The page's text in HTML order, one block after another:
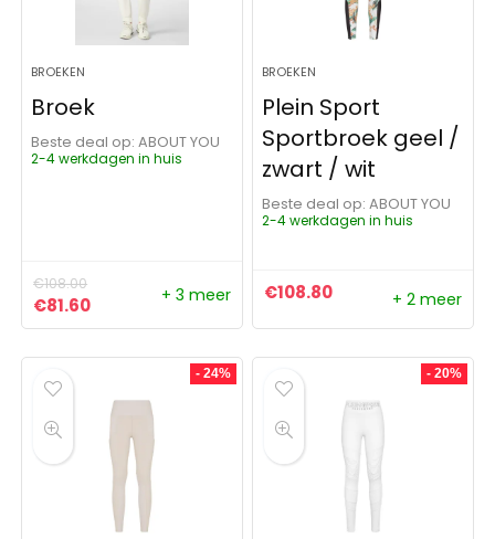
BROEKEN
Broek
Beste deal op:
ABOUT YOU
2-4 werkdagen in huis
€108.00
Oorspronkelijke prijs was: €108.00.
€81.60Huidige prijs is: €81.60.
+ 3 meer
BROEKEN
Plein Sport
Sportbroek geel /
zwart / wit
Beste deal op:
ABOUT YOU
2-4 werkdagen in huis
€108.80 + 2 meer
- 24% - 20%